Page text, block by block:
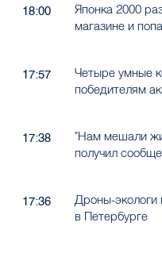
18:00
Японка 2000
магазине и
17:57
Четыре умные
победителям
17:38
"Нам мешали
получил
17:36
Дроны-экологи
в Петербурге